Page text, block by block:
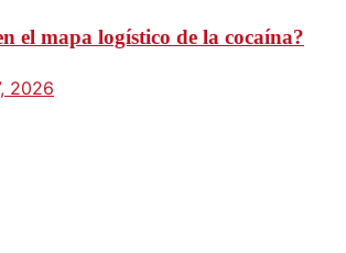
el mapa logístico de la cocaína?
2026